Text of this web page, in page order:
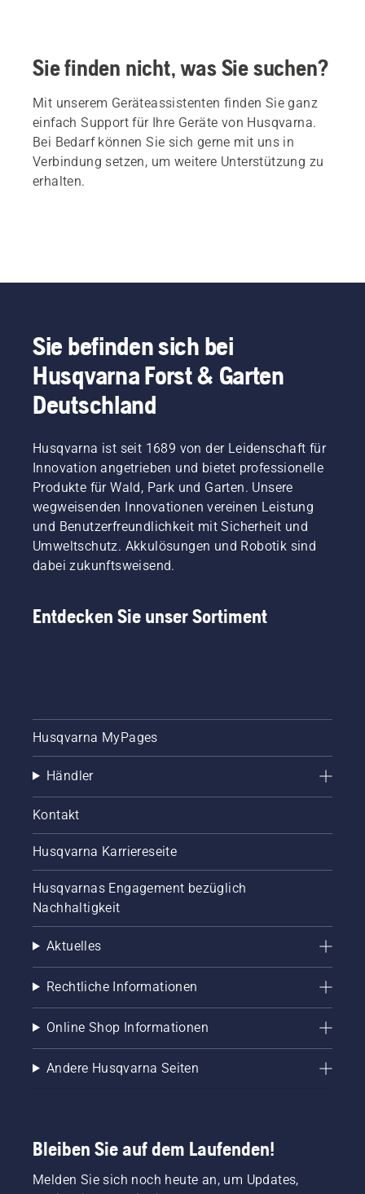
Sie finden nicht, was Sie suchen?
Mit unserem Geräteassistenten finden Sie ganz
einfach Support für Ihre Geräte von Husqvarna.
Bei Bedarf können Sie sich gerne mit uns in
Verbindung setzen, um weitere Unterstützung zu
erhalten.
Sie befinden sich bei
Husqvarna Forst & Garten
Deutschland
Husqvarna ist seit 1689 von der Leidenschaft für
Innovation angetrieben und bietet professionelle
Produkte für Wald, Park und Garten. Unsere
wegweisenden Innovationen vereinen Leistung
und Benutzerfreundlichkeit mit Sicherheit und
Umweltschutz. Akkulösungen und Robotik sind
dabei zukunftsweisend.
Entdecken Sie unser Sortiment
Husqvarna MyPages
Händler
Kontakt
Husqvarna Karriereseite
Husqvarnas Engagement bezüglich
Nachhaltigkeit
Aktuelles
Rechtliche Informationen
Online Shop Informationen
Andere Husqvarna Seiten
Bleiben Sie auf dem Laufenden!
Melden Sie sich noch heute an, um Updates,